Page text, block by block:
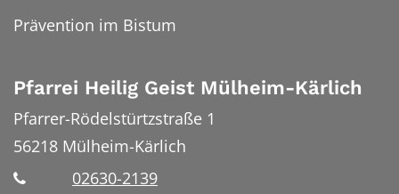
Prävention im Bistum
Pfarrei Heilig Geist Mülheim-Kärlich
Pfarrer-Rödelstürtzstraße 1
56218 Mülheim-Kärlich
02630-2139